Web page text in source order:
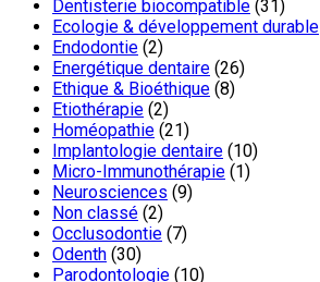
Dentisterie biocompatible (31)
Ecologie & développement durable
Endodontie (2)
Energétique dentaire (26)
Ethique & Bioéthique (8)
Etiothérapie (2)
Homéopathie (21)
Implantologie dentaire (10)
Micro-Immunothérapie (1)
Neurosciences (9)
Non classé (2)
Occlusodontie (7)
Odenth (30)
Parodontologie (10)